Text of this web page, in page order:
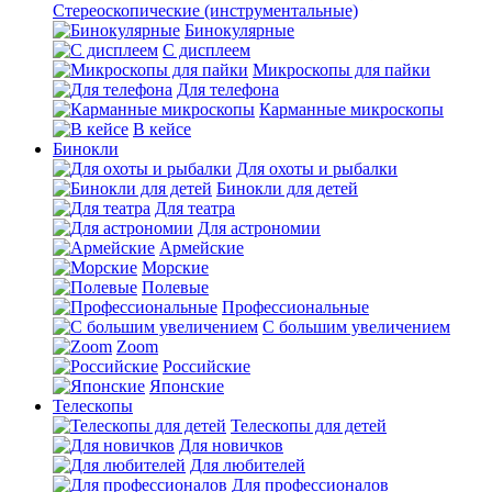
Стереоскопические (инструментальные)
Бинокулярные
С дисплеем
Микроскопы для пайки
Для телефона
Карманные микроскопы
В кейсе
Бинокли
Для охоты и рыбалки
Бинокли для детей
Для театра
Для астрономии
Армейские
Морские
Полевые
Профессиональные
С большим увеличением
Zoom
Российские
Японские
Телескопы
Телескопы для детей
Для новичков
Для любителей
Для профессионалов